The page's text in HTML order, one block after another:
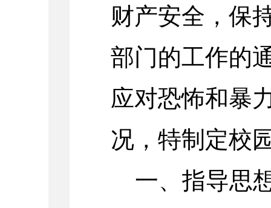
财产安全，保
部门的工作的
应对恐怖和暴
况，特制定校
一、指导思